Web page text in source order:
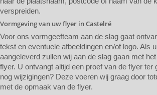
verspreiden.
Vormgeving van uw flyer in Castelré
Voor ons vormgeefteam aan de slag gaat
tekst en eventuele afbeeldingen en/of logo. Als
aangeleverd zullen wij aan de slag gaan met
flyer. U ontvangt altijd een proef van de flyer ter
nog wijzigingen? Deze voeren wij graag door
met de opmaak van de flyer.